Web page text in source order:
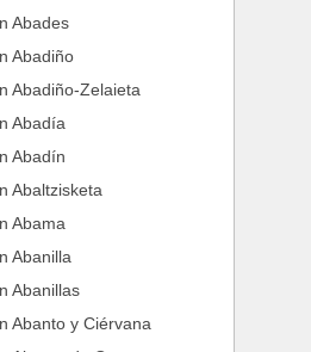
Abades
Abadiño
Abadiño-Zelaieta
Abadía
Abadín
Abaltzisketa
Abama
Abanilla
Abanillas
Abanto y Ciérvana